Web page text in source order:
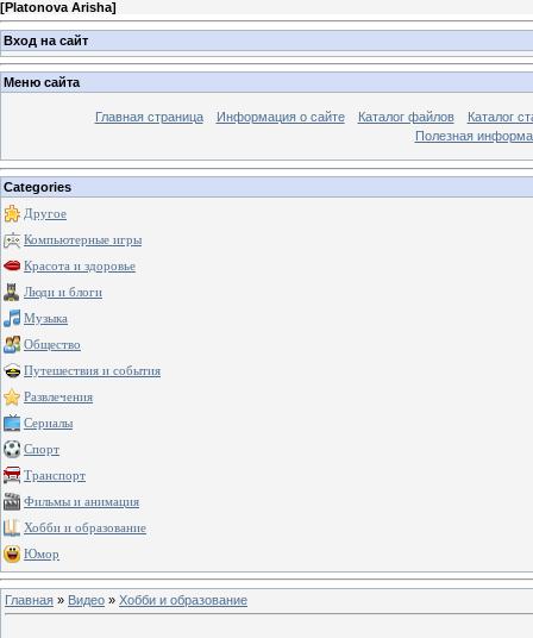
[Platonova Arisha]
Вход на сайт
Меню сайта
Главная страница Информация о сайте Каталог файлов
Каталог
Полезная
Categories
Другое
Компьютерные игры
Красота и здоровье
Люди и блоги
Музыка
Общество
Путешествия и события
Развлечения
Сериалы
Спорт
Транспорт
Фильмы и анимация
Хобби и образование
Юмор
Главная » Видео » Хобби и образование